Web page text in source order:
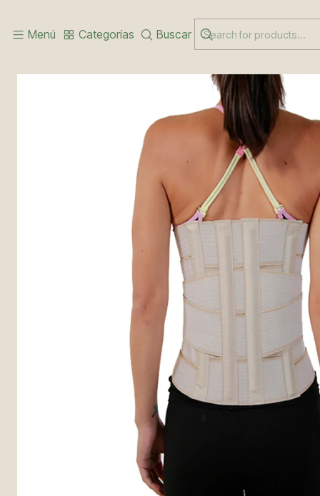
Menú Categorías Buscar
Inicio CUELLOS Y COLUMNA FAJA DORSOLUMBAR